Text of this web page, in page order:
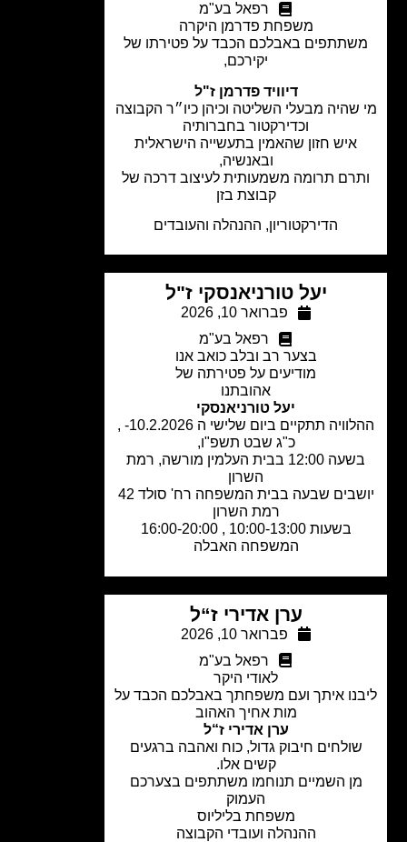
רפאל בע"מ
משפחת פדרמן היקרה
באבלכם הכבד על פטירתו של
דיוויד פדרמן ז"ל
מבעלי השליטה וכיהן כיו״ר הקבוצה
וכדירקטור בחברותיה
איש חזון שהאמין בתעשייה הישראלית
ובאנשיה,
תרומה משמעותית לעיצוב דרכה של
קבוצת בזן
הדירקטוריון, ההנהלה והעובדים
יעל טורניאנסקי ז"ל
פברואר 10, 2026
רפאל בע"מ
בצער רב ובלב כואב אנו
מודיעים על פטירתה של
אהובתנו
יעל טורניאנסקי
ההלוויה תתקיים ביום שלישי ה 10.2.2026- ,
כ"ג שבט תשפ"ו,
בשעה 12:00 בבית העלמין מורשה, רמת
יושבים שבעה בבית המשפחה רח' סולד 42
רמת השרון
המשפחה האבלה
ערן אדירי ז“ל
פברואר 10, 2026
רפאל בע"מ
לאודי היקר
איתך ועם משפחתך באבלכם הכבד על
מות אחיך האהוב
ערן אדירי ז“ל
חיבוק גדול, כוח ואהבה ברגעים
קשים אלו.
השמיים תנוחמו משתתפים בצערכם
משפחת בליליוס
ההנהלה ועובדי הקבוצה